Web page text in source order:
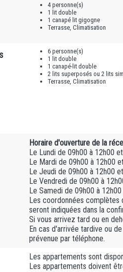
4 personne(s)
1 lit double
1 canapé lit gigogne
Terrasse, Climatisation
6 personne(s)
1 lit double
1 canapé-lit double
2 lits superposés ou 2 lits
Terrasse, Climatisation
Horaire d'ouverture de la
Le Lundi de 09h00 à 12h00
Le Mardi de 09h00 à 12h00
Le Jeudi de 09h00 à 12h00
Le Vendredi de 09h00 à
Le Samedi de 09h00 à
Les coordonnées complètes
seront indiquées dans la
Si vous arrivez tard ou en
En cas d'arrivée tardive ou
prévenue par téléphone.
Les appartements sont
Les appartements doivent